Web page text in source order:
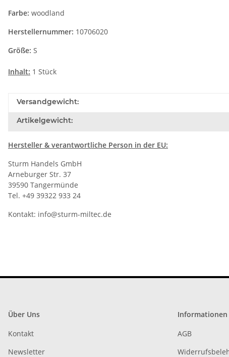
Farbe: woodland
Herstellernummer: 10706020
Größe: S
Inhalt: 1 Stück
Versandgewicht:
Artikelgewicht:
Hersteller & verantwortliche Person in der EU:
Sturm Handels GmbH
Arneburger Str. 37
39590 Tangermünde
Tel. +49 39322 933 24
Kontakt: info@sturm-miltec.de
Über Uns
Kontakt
Newsletter
Informationen
AGB